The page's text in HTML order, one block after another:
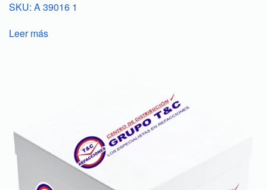
SKU: A 39016 1
Leer más